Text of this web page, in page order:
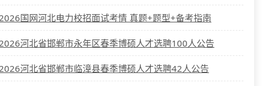
国网河北电力校招面试考情 真题+题型+备考指南
河北省邯郸市永年区春季博硕人才选聘100人公告
河北省邯郸市临漳县春季博硕人才选聘42人公告